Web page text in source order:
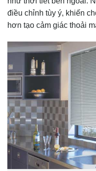
điều chỉnh tùy ý, khiến
hơn tạo cảm giác thoải